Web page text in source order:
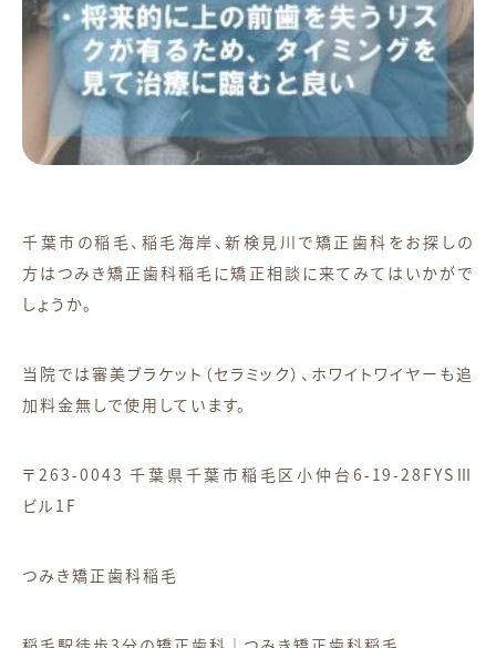
千葉市の稲毛、稲毛海岸、新検見川で矯正歯科をお探しの
方はつみき矯正歯科稲毛に矯正相談に来てみてはいかがで
しょうか。
当院では審美ブラケット（セラミック）、ホワイトワイヤーも追
加料金無しで使用しています。
〒263-0043 千葉県千葉市稲毛区小仲台6-19-28FYSⅢ
ビル1F
つみき矯正歯科稲毛